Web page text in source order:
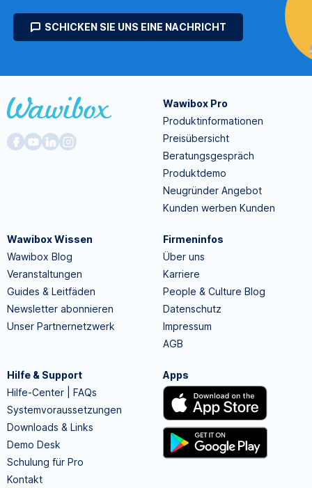
SCHICKEN SIE UNS EINE NACHRICHT
Wawibox Pro
Produktinformationen
Preisübersicht
Beratungsgespräch
Produktdemo
Neugründer Angebot
Kunden werben Kunden
Wawibox Wissen
Wawibox Blog
Veranstaltungen
Guides & Leitfäden
Newsletter abonnieren
Unser Partnernetzwerk
Firmeninfos
Über uns
Karriere
People & Culture Blog
Datenschutz
Impressum
AGB
Hilfe & Support
Hilfe-Center | FAQs
Systemvoraussetzungen
Downloads & Links
Demo Desk
Schulung für Pro
Kontakt
Apps